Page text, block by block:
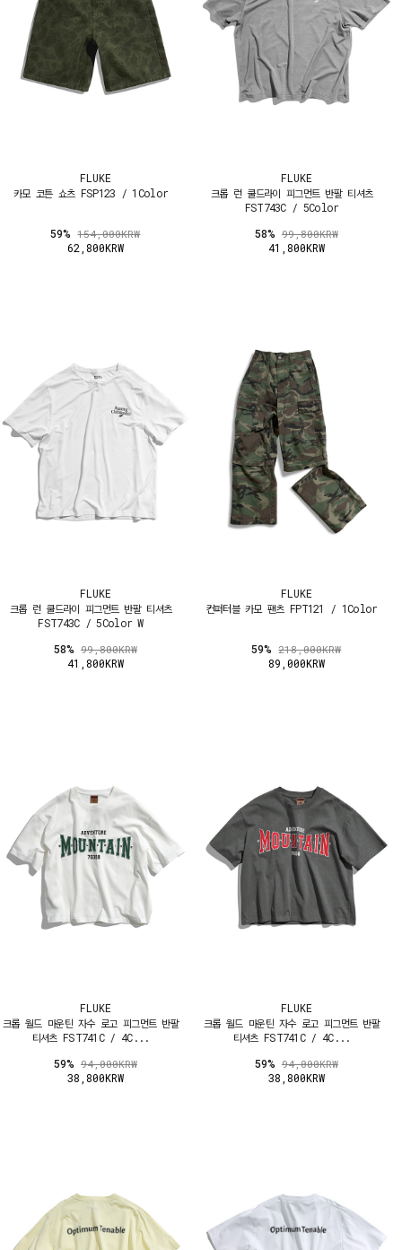
FLUKE
카모 코튼 쇼츠 FSP123 / 1Color
59%154,000KRW
62,800KRW
FLUKE
크롭 런 쿨드라이 피그먼트 반팔 티셔츠
FST743C / 5Color
58% 99,800KRW
41,800KRW
FLUKE
크롭 런 쿨드라이 피그먼트 반팔 티셔츠
FST743C / 5Color W
58% 99,800KRW
41,800KRW
FLUKE
컨퍼터블 카모 팬츠 FPT121 / 1Color
59%218,000KRW
89,000KRW
FLUKE
크롭 월드 마운틴 자수 로고 피그먼트 반팔
티셔츠 FST741C / 4C...
59% 94,000KRW
38,800KRW
FLUKE
크롭 월드 마운틴 자수 로고 피그먼트 반팔
티셔츠 FST741C / 4C...
59% 94,000KRW
38,800KRW